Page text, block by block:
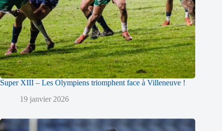
Super XIII – Les Olympiens triomphent face à Villeneuve !
19 janvier 2026